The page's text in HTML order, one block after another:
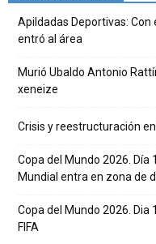
Apildadas Deportivas: Con
entró al área
Murió Ubaldo Antonio
xeneize
Crisis y reestructuración
Copa del Mundo 2026. Día
Mundial entra en zona de
Copa del Mundo 2026. Dia
FIFA